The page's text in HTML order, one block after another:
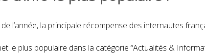
l’année, la principale récompense des internautes
le plus populaire dans la catégorie “Actualités &